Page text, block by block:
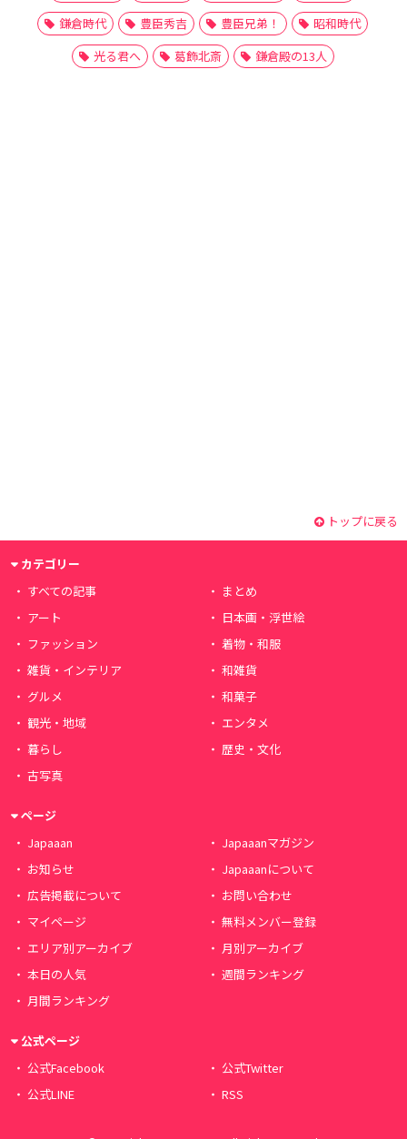
鎌倉時代
豊臣秀吉 豊臣兄弟！
昭和時代
光る君へ
葛飾北斎 鎌倉殿の13人
トップに戻る
カテゴリー
すべての記事
まとめ
アート
日本画・浮世絵
ファッション
着物・和服
雑貨・インテリア
和雑貨
グルメ
和菓子
観光・地域
エンタメ
暮らし
歴史・文化
古写真
ページ
Japaaan
Japaaanマガジン
お知らせ
Japaaanについて
広告掲載について
お問い合わせ
マイページ
無料メンバー登録
エリア別アーカイブ
月別アーカイブ
本日の人気
週間ランキング
月間ランキング
公式ページ
公式Facebook
公式Twitter
公式LINE
RSS